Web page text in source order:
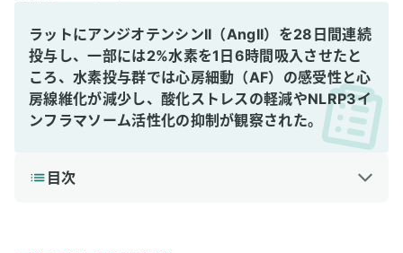
ラットにアンジオテンシンII（AngII）を28日間連続
投与し、一部には2%水素を1日6時間吸入させたと
ころ、水素投与群では心房細動（AF）の感受性と心
房線維化が減少し、酸化ストレスの軽減やNLRP3イ
ンフラマソーム活性化の抑制が観察された。
目次